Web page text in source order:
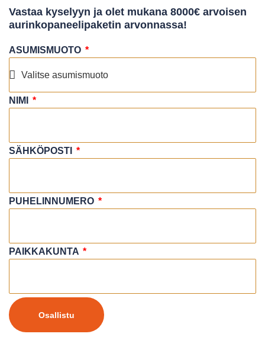
Vastaa kyselyyn ja olet mukana 8000€ arvoisen
aurinkopaneelipaketin arvonnassa!
ASUMISMUOTO
NIMI
SÄHKÖPOSTI
PUHELINNUMERO
PAIKKAKUNTA
Osallistu